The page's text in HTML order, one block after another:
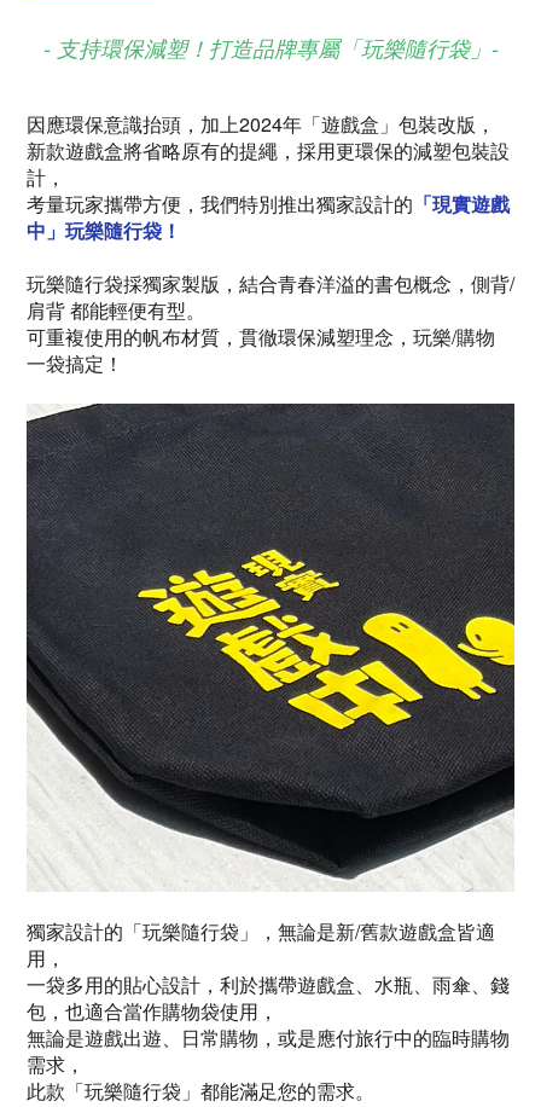
- 支持環保減塑！打造品牌專屬「玩樂隨行袋」-
因應環保意識抬頭，加上2024年「遊戲盒」包裝改版，
新款遊戲盒將省略原有的提繩，採用更環保的減塑包裝設
計，
考量玩家攜帶方便，我們特別推出獨家設計的 「現實遊戲
中」玩樂隨行袋！
玩樂隨行袋採獨家製版，結合青春洋溢的書包概念，側背/
肩背 都能輕便有型。
可重複使用的帆布材質，貫徹環保減塑理念，玩樂/購物
一袋搞定！
獨家設計的 「玩樂隨行袋」
，無論是新/舊款遊戲盒皆適
用，
一袋多用的貼心設計，利於攜帶遊戲盒、水瓶、雨傘、錢
包， 也適合當作購物袋使用，
無論是遊戲出遊、日常購物，或是應付旅行中的臨時購物
需求，
此款「玩樂隨行袋」都能滿足您的需求。